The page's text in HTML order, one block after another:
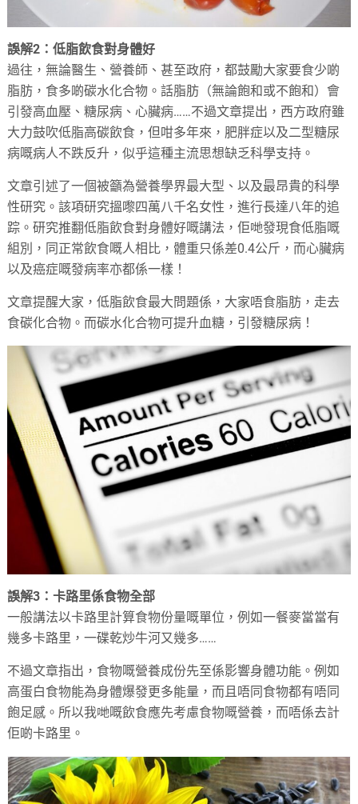
誤解2 ：低脂飲食對身體好
過往，無論醫生、營養師、甚至政府，都鼓勵大家要食少啲
脂肪，食多啲碳水化合物。話脂肪（無論飽和或不飽和）會
引發高血壓、糖尿病、心臟病……不過文章提出，西方政府雖
大力鼓吹低脂高碳飲食，但咁多年來，肥胖症以及二型糖尿
病嘅病人不跌反升，似乎這種主流思想缺乏科學支持。
文章引述了一個被籲為營養學界最大型、以及最昂貴的科學
性研究。該項研究搵嚟四萬八千名女性，進行長達八年的追
踪。研究推翻低脂飲食對身體好嘅講法，佢哋發現食低脂嘅
組別，同正常飲食嘅人相比，體重只係差0.4公斤，而心臟病
以及癌症嘅發病率亦都係一樣！
文章提醒大家，低脂飲食最大問題係，大家唔食脂肪，走去
食碳化合物。而碳水化合物可提升血糖，引發糖尿病！
誤解3：卡路里係食物全部
一般講法以卡路里計算食物份量嘅單位，例如一餐麥當當有
幾多卡路里，一碟乾炒牛河又幾多……
不過文章指出，食物嘅營養成份先至係影響身體功能。例如
高蛋白食物能為身體爆發更多能量，而且唔同食物都有唔同
飽足感。所以我哋嘅飲食應先考慮食物嘅營養，而唔係去計
佢啲卡路里。